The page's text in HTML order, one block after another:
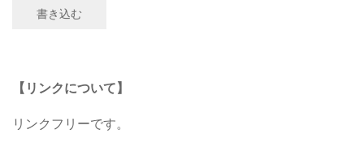
書き込む
【リンクについて】
リンクフリーです。